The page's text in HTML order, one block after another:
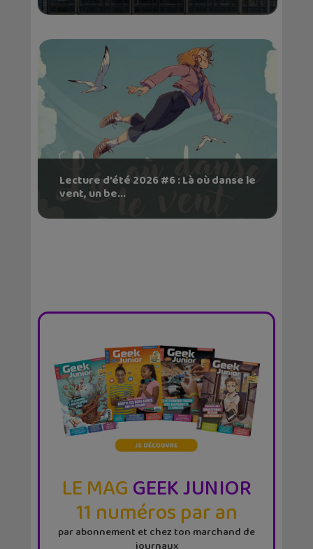
Lecture d’été 2026 #6 : Là où danse le
vent, un be...
LE MAGGEEK JUNIOR
11 numéros par an
par abonnement et chez ton marchand de